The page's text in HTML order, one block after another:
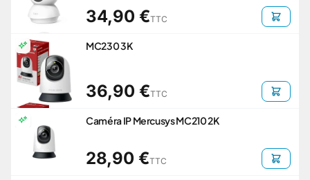
34,90 €TTC
MC230 3K
36,90 €TTC
Caméra IP Mercusys MC210 2K
28,90 €TTC